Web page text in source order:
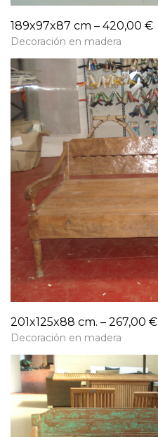
189x97x87 cm – 420,00 €
Decoración en madera
201x125x88 cm. – 267,00 €
Decoración en madera